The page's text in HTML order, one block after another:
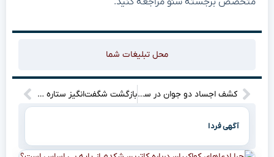
محل تبلیغات شما
کشف اجساد دو جوان در ساحل قشم؛ راز این حادثه تلخ چیست؟ بازگشت شگفت‌انگیز ستاره ازبک به پرسپولیس، تحولی بزرگ در لیگ برتر!
آگهی فردا